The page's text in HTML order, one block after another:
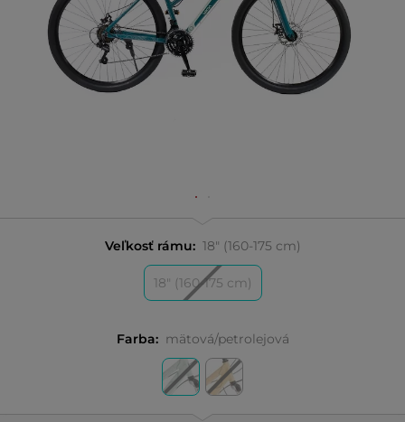
Veľkosť rámu: 18" (160-175 cm)
18" (160-175 cm)
Farba: mätová/petrolejová